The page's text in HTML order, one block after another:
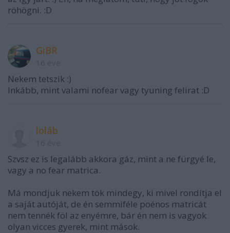
röhögni. :D
GiBR
Nekem tetszik :)
Inkább, mint valami nofear vagy tyuning felirat :D
loláb
Szvsz ez is legalább akkora gáz, mint a ne fürgyé le,
vagy a no fear matrica.
Má mondjuk nekem tök mindegy, ki mivel rondítja el
a saját autóját, de én semmiféle poénos matricát
nem tennék föl az enyémre, bár én nem is vagyok
olyan vicces gyerek, mint mások.